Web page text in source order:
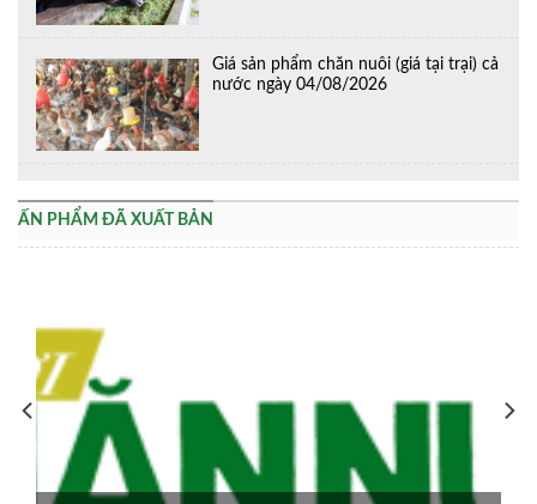
Giá sản phẩm chăn nuôi (giá tại trại) cả
nước ngày 04/08/2026
ẤN PHẨM ĐÃ XUẤT BẢN